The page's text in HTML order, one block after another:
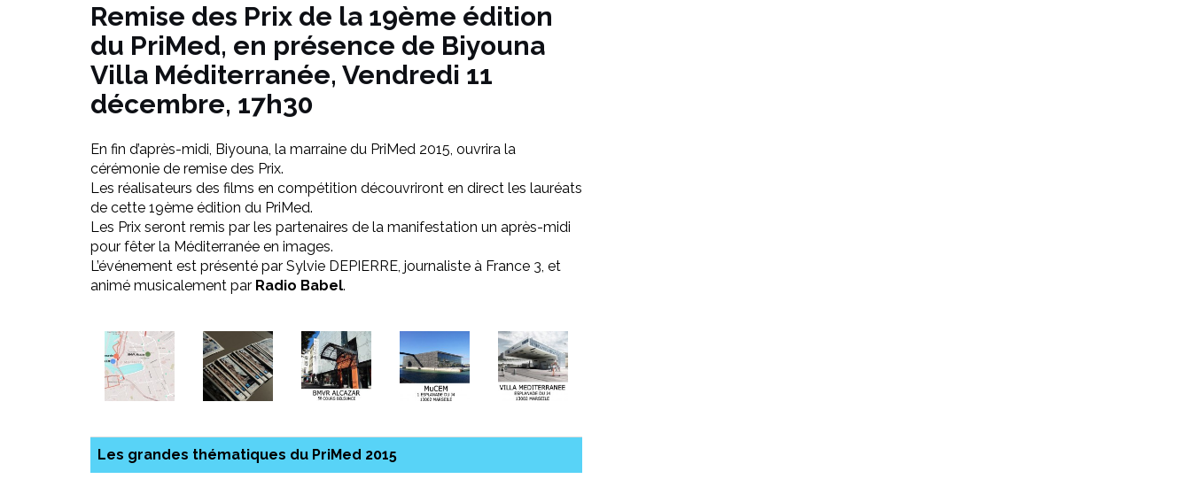
Remise des Prix de la 19ème édition
du PriMed, en présence de Biyouna
Villa Méditerranée, Vendredi 11
décembre, 17h30
En fin d’après-midi, Biyouna, la marraine du PriMed 2015, ouvrira la
cérémonie de remise des Prix.
Les réalisateurs des films en compétition découvriront en direct les lauréats
de cette 19ème édition du PriMed.
Les Prix seront remis par les partenaires de la manifestation un après-midi
pour fêter la Méditerranée en images.
L’événement est présenté par Sylvie DEPIERRE, journaliste à France 3, et
animé musicalement par Radio Babel.
Les grandes thématiques du PriMed 2015